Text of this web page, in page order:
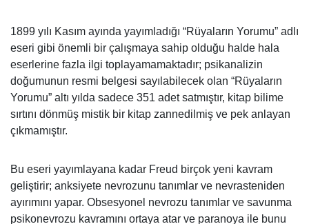
1899 yılı Kasım ayında yayımladığı “Rüyaların Yorumu” adlı
eseri gibi önemli bir çalışmaya sahip olduğu halde hala
eserlerine fazla ilgi toplayamamaktadır; psikanalizin
doğumunun resmi belgesi sayılabilecek olan “Rüyaların
Yorumu” altı yılda sadece 351 adet satmıştır, kitap bilime
sırtını dönmüş mistik bir kitap zannedilmiş ve pek anlayan
çıkmamıştır.
Bu eseri yayımlayana kadar Freud birçok yeni kavram
geliştirir; anksiyete nevrozunu tanımlar ve nevrasteniden
ayırımını yapar. Obsesyonel nevrozu tanımlar ve savunma
psikonevrozu kavramını ortaya atar ve paranoya ile bunu